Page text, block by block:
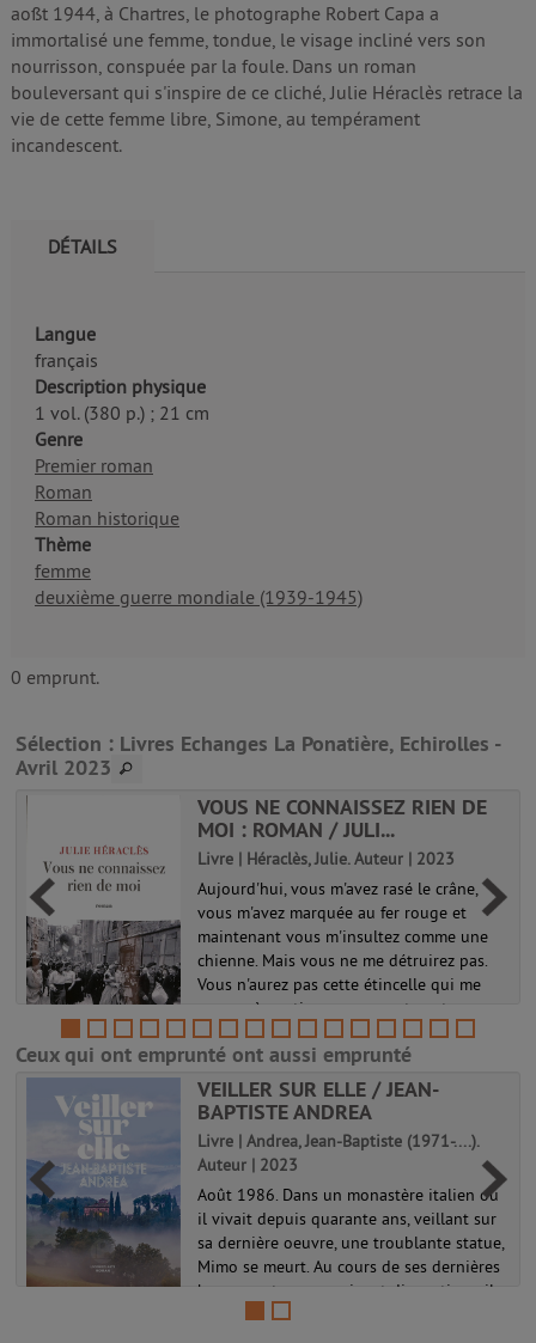
aoßt 1944, à Chartres, le photographe Robert Capa a
immortalisé une femme, tondue, le visage incliné vers son
nourrisson, conspuée par la foule. Dans un roman
bouleversant qui s'inspire de ce cliché, Julie Héraclès retrace la
vie de cette femme libre, Simone, au tempérament
incandescent.
DÉTAILS
Langue
français
Description physique
1 vol. (380 p.) ; 21 cm
Genre
Premier roman
Roman
Roman historique
Thème
femme
deuxième guerre mondiale (1939-1945)
0 emprunt.
Sélection : Livres Echanges La Ponatière, Echirolles -
Avril 2023
VOUS NE CONNAISSEZ RIEN DE
MOI : ROMAN / JULI...
Livre | Héraclès, Julie. Auteur | 2023
Aujourd'hui, vous m'avez rasé le crâne,
vous m'avez marquée au fer rouge et
maintenant vous m'insultez comme une
chienne. Mais vous ne me détruirez pas.
Vous n'aurez pas cette étincelle qui me
pousse à continuer, envers et contre ...
Ceux qui ont emprunté ont aussi emprunté
VEILLER SUR ELLE / JEAN-
BAPTISTE ANDREA
Livre | Andrea, Jean-Baptiste (1971-....).
Auteur | 2023
Août 1986. Dans un monastère italien où
il vivait depuis quarante ans, veillant sur
sa dernière oeuvre, une troublante statue,
Mimo se meurt. Au cours de ses dernières
heures, entre souvenirs et divagations, il
plonge dans l'histo...